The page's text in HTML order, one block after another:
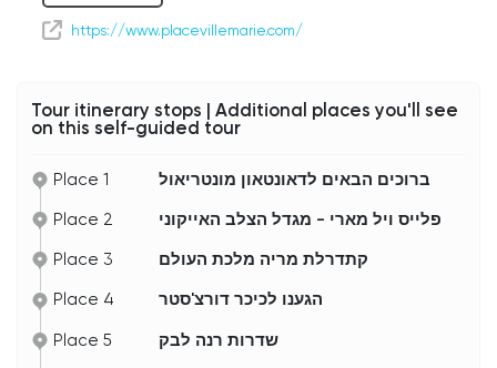
אם תסתכלו לכיוון החלק העליון של הבניין, אולי תבחינו
בזרקור המואר הגדול שדולק בכל לילה. הוא הפך לחלק
לתצפית הפנורמית מהיפות בעיר, המבקרים יכולים לעלות
למרפסת התצפית של פלאס ויל מארי, שמציעה נופים
ובימים בהירים – אפילו הרבה מעבר לגבולות העיר.
המודרני הזה משתלב בצורה מושלמת עם השורשים
העירוניים המיוחדים ביותר בצפון אמריקה.
https://www.placevillemarie.com/
Tour itinerary stops | Additional places you'll see
on this self-guided tour
Place 1 ברוכים הבאים לדאונטאון מונטריאול
Place 2 פלייס ויל מארי - מגדל הצלב האייקוני
Place 3 קתדרלת מריה מלכת העולם
Place 4 הגענו לכיכר דורצ'סטר
Place 5 שדרות רנה לבק